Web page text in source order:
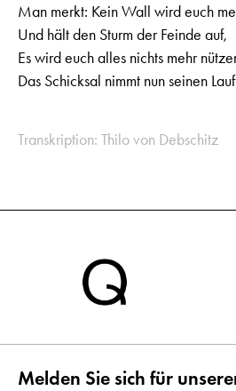
Man merkt: Kein Wall wird euch
Und hält den Sturm der Feinde auf,
Es wird euch alles nichts mehr
Das Schicksal nimmt nun seinen
Transkription: Thilo von Debschitz
Melden Sie sich für